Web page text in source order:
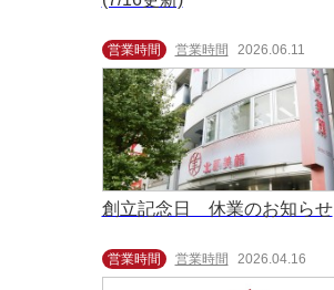
営業時間 営業時間 2026.06.11
創立記念日 休業のお知らせ
営業時間 営業時間 2026.04.16